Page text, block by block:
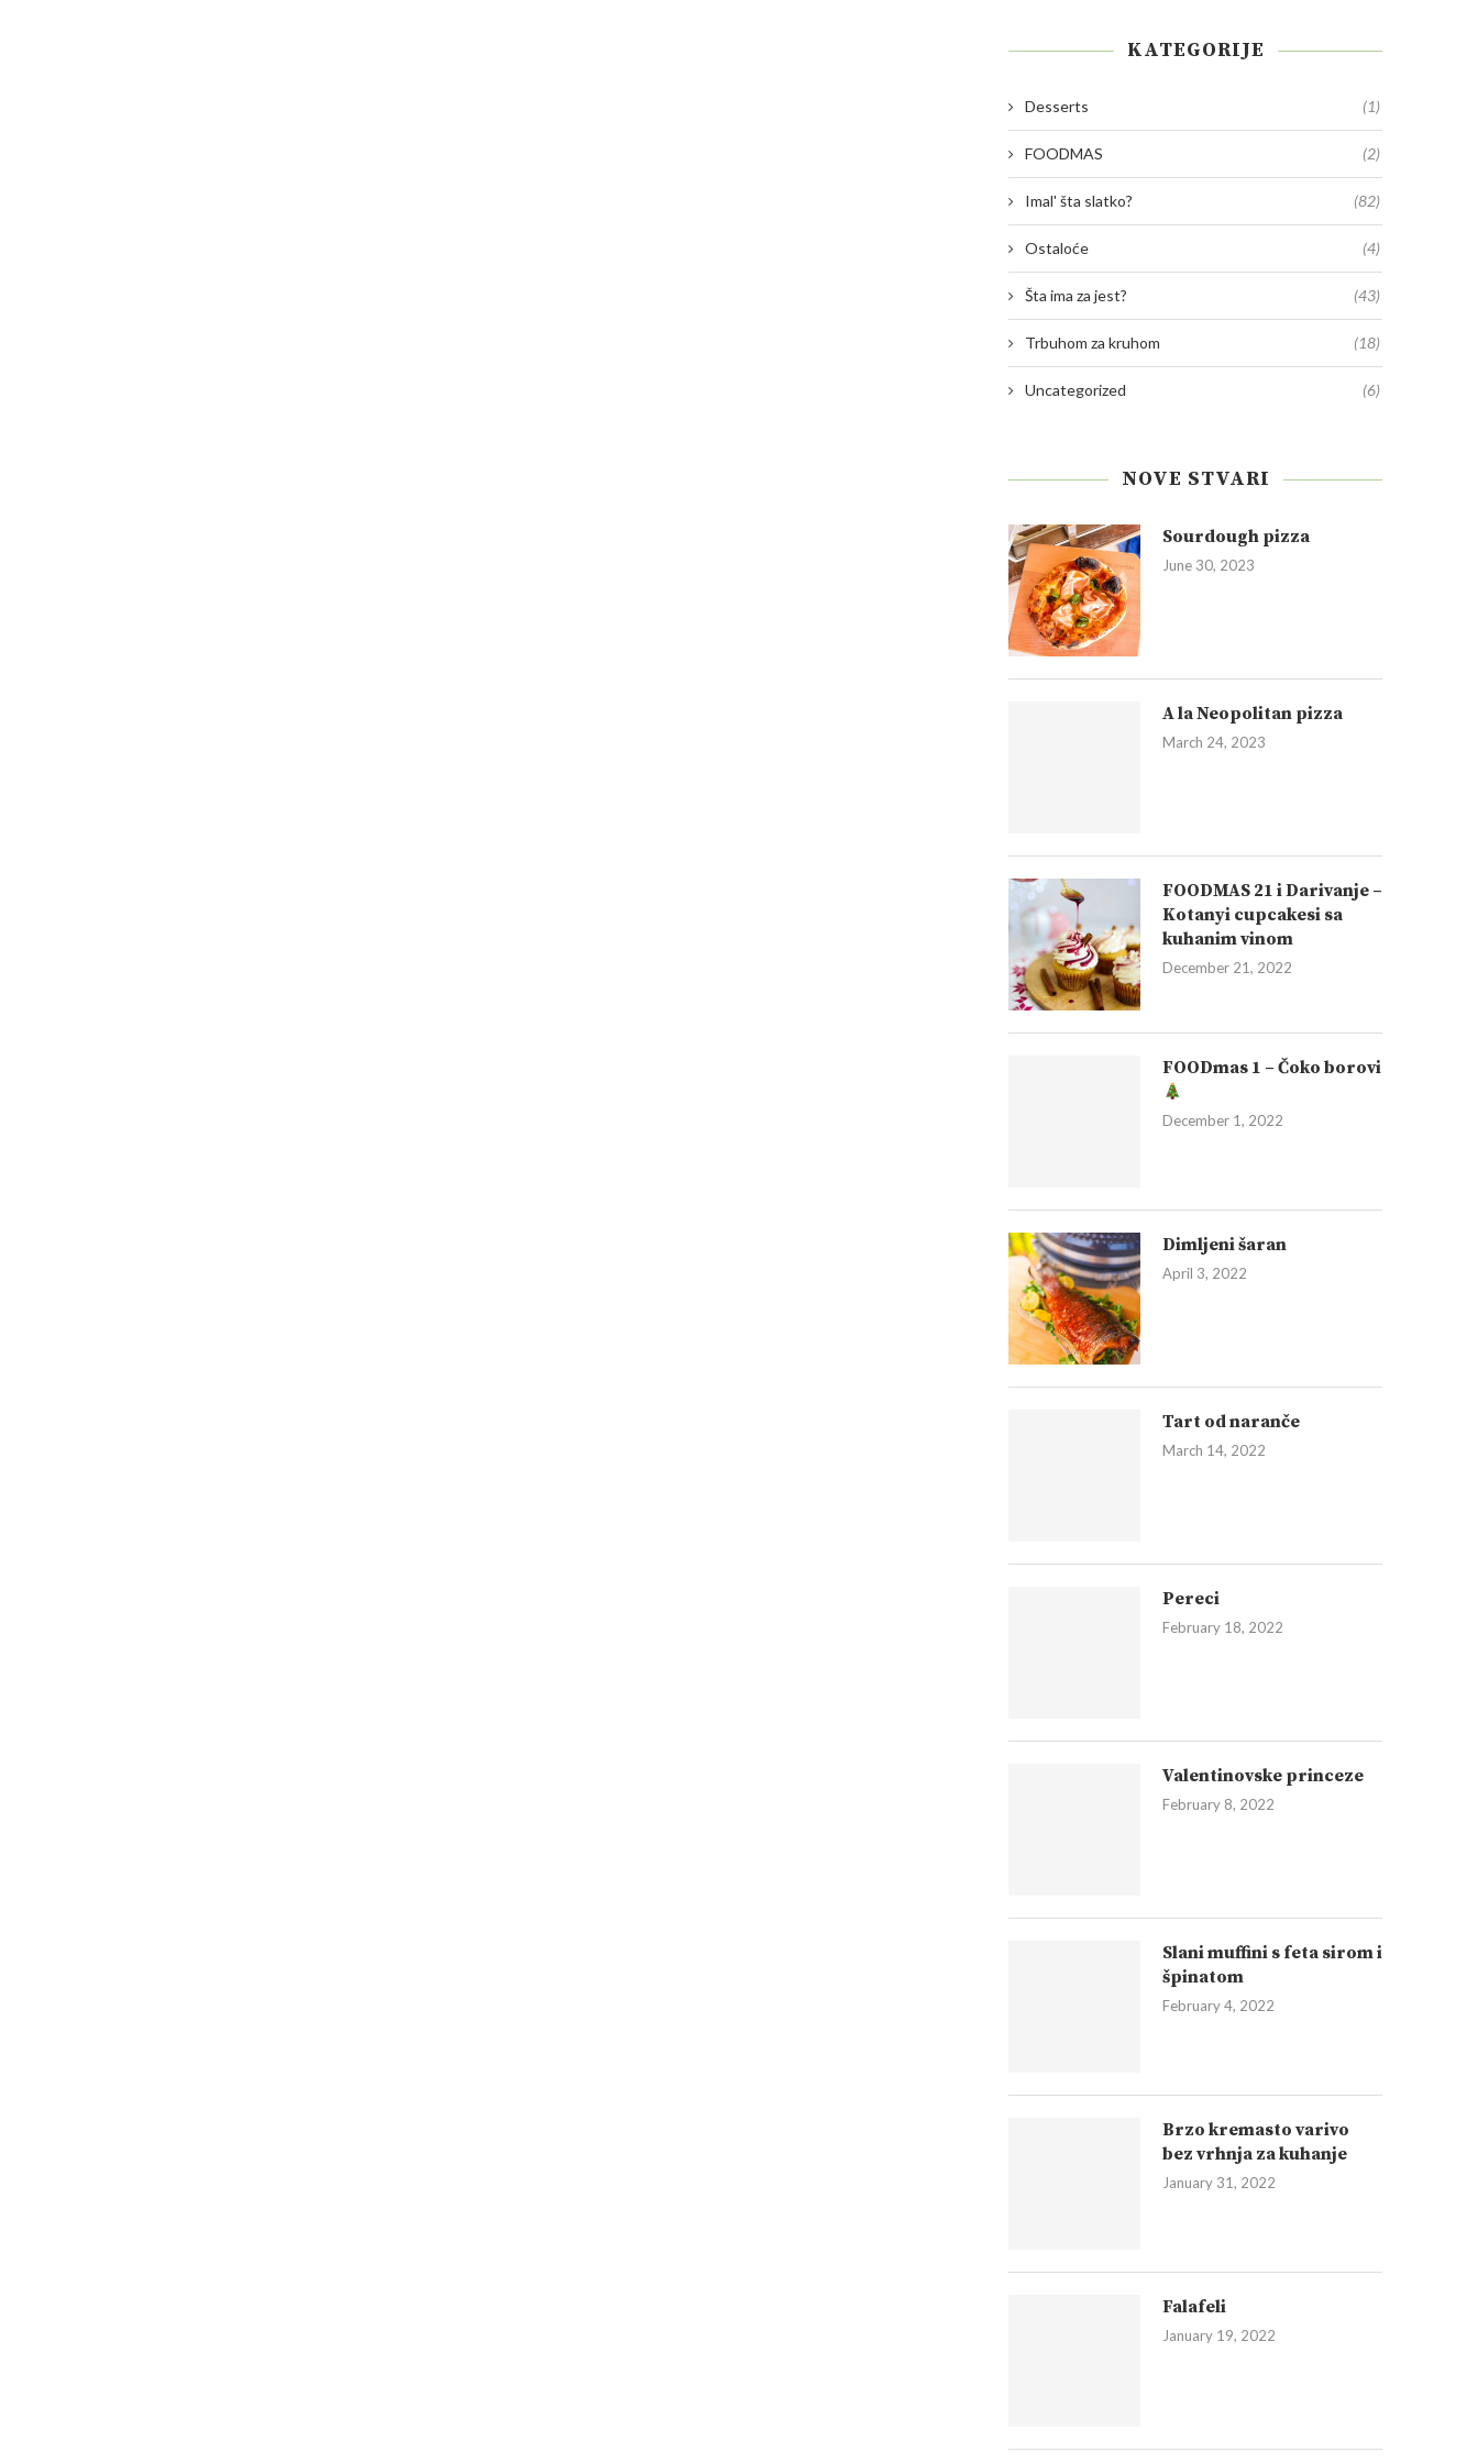
KATEGORIJE
Desserts (1)
FOODMAS (2)
Imal' šta slatko? (82)
Ostaloće (4)
Šta ima za jest? (43)
Trbuhom za kruhom (18)
Uncategorized (6)
NOVE STVARI
Sourdough pizza
June 30, 2023
A la Neopolitan pizza
March 24, 2023
FOODMAS 21 i Darivanje –
Kotanyi cupcakesi sa
kuhanim vinom
December 21, 2022
FOODmas 1 – Čoko borovi
December 1, 2022
Dimljeni šaran
April 3, 2022
Tart od naranče
March 14, 2022
Pereci
February 18, 2022
Valentinovske princeze
February 8, 2022
Slani muffini s feta sirom i
špinatom
February 4, 2022
Brzo kremasto varivo
bez vrhnja za kuhanje
January 31, 2022
Falafeli
January 19, 2022